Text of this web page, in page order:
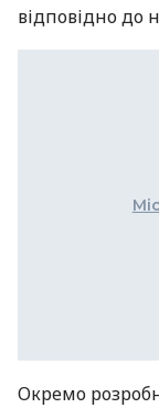
відповідно до
Окремо